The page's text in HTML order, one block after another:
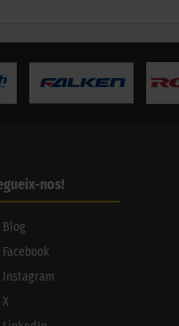
nos!
Blog
Facebook
Instagram
X